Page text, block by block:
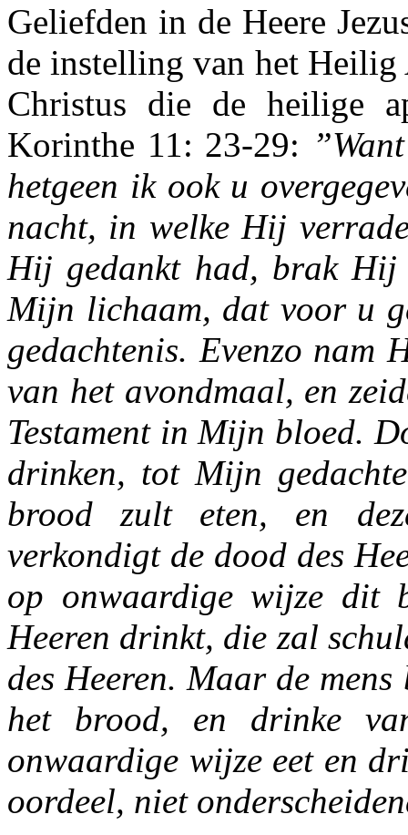
Geliefden in de Heere
de instelling van het Heilig
Christus die de heilige
Korinthe 11: 23-29:
hetgeen ik ook u
nacht, in welke Hij
Hij gedankt had, brak Hij
Mijn lichaam, dat voor u
gedachtenis. Evenzo nam
van het avondmaal, en
Testament in Mijn bloed.
drinken, tot Mijn
brood zult eten, en
verkondigt de dood des
op onwaardige wijze dit
Heeren drinkt, die zal
des Heeren. Maar de
het brood, en drinke
onwaardige wijze eet en
oordeel, niet